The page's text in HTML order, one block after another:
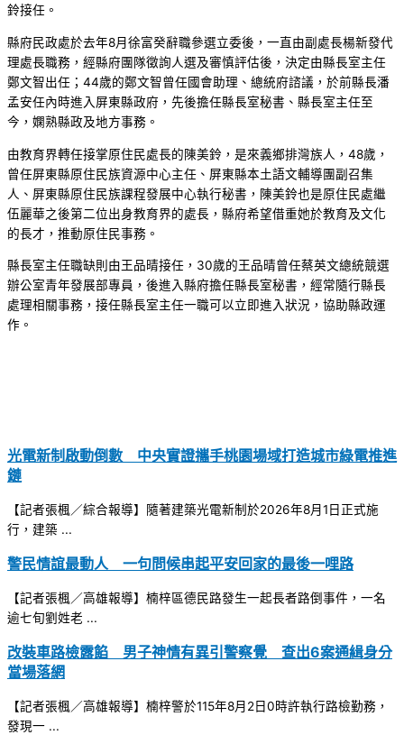
鈴接任。
縣府民政處於去年8月徐富癸辭職參選立委後，一直由副處長楊新發代
理處長職務，經縣府團隊徵詢人選及審慎評估後，決定由縣長室主任
鄭文智出任；44歲的鄭文智曾任國會助理、總統府諮議，於前縣長潘
孟安任內時進入屏東縣政府，先後擔任縣長室秘書、縣長室主任至
今，嫻熟縣政及地方事務。
由教育界轉任接掌原住民處長的陳美鈴，是來義鄉排灣族人，48歲，
曾任屏東縣原住民族資源中心主任、屏東縣本土語文輔導團副召集
人、屏東縣原住民族課程發展中心執行秘書，陳美鈴也是原住民處繼
伍麗華之後第二位出身教育界的處長，縣府希望借重她於教育及文化
的長才，推動原住民事務。
縣長室主任職缺則由王品晴接任，30歲的王品晴曾任蔡英文總統競選
辦公室青年發展部專員，後進入縣府擔任縣長室秘書，經常隨行縣長
處理相關事務，接任縣長室主任一職可以立即進入狀況，協助縣政運
作。
光電新制啟動倒數 中央實證攜手桃園場域打造城市綠電推進
鏈
【記者張楓／綜合報導】隨著建築光電新制於2026年8月1日正式施
行，建築 ...
警民情誼最動人 一句問候串起平安回家的最後一哩路
【記者張楓／高雄報導】楠梓區德民路發生一起長者路倒事件，一名
逾七旬劉姓老 ...
改裝車路檢露餡 男子神情有異引警察覺 查出6案通緝身分
當場落網
【記者張楓／高雄報導】楠梓警於115年8月2日0時許執行路檢勤務，
發現一 ...